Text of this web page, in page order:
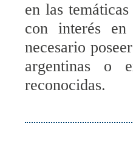
en las
con interés
necesario
argentinas o
reconocidas.